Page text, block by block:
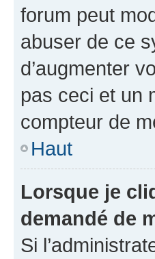
forum peut
abuser de ce
d’augmenter
pas ceci et un
compteur de
Haut
Lorsque je
demandé de
Si